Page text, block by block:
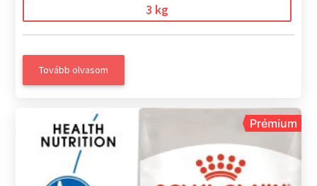
3 kg
Tovább olvasom
Prémium